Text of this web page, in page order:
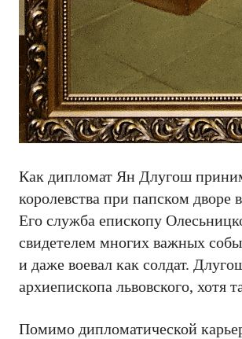
Как дипломат Ян Длугош
королевства при папском
Его служба епископу
свидетелем многих важных
и даже воевал как солдат.
архиепископа львовского, хотя
Помимо дипломатической